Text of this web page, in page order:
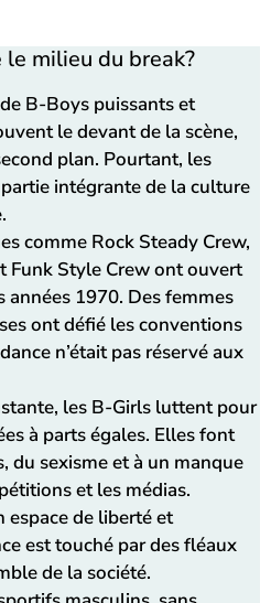
le milieu du break?
B-Boys puissants et
le devant de la scène,
plan. Pourtant, les
intégrante de la culture
comme Rock Steady Crew,
Funk Style Crew ont ouvert
années 1970. Des femmes
ont défié les conventions
n’était pas réservé aux
les B-Girls luttent pour
à parts égales. Elles font
du sexisme et à un manque
et les médias.
espace de liberté et
est touché par des fléaux
de la société.